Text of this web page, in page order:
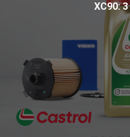
XC90: